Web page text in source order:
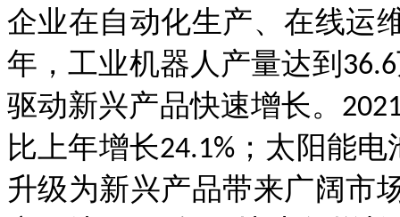
企业在自动化生产、在线运
年，工业机器人产量达到
驱动新兴产品快速增长。
比上年增长24.1%；太阳能
升级为新兴产品带来广阔市